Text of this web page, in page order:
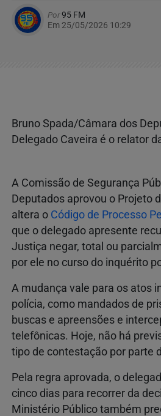
Por95 FM
Em 25/05/2026 10:29
Bruno Spada/Câmara dos
Delegado Caveira é o relator
A Comissão de Segurança
Deputados aprovou o Projeto
altera o Código de Processo
que o delegado apresente
Justiça negar, total ou
por ele no curso do inquérito
A mudança vale para os atos
polícia, como mandados de
buscas e apreensões e
telefônicas. Hoje, não há
tipo de contestação por parte
Pela regra aprovada, o
cinco dias para recorrer da
Ministério Público também